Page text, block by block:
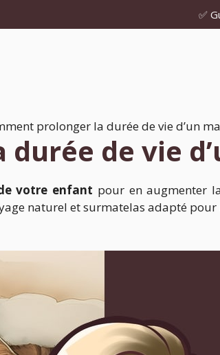
✅
prolonger la durée de vie d’un
de vie
votre enfant pour en augmenter
naturel et surmatelas adapté